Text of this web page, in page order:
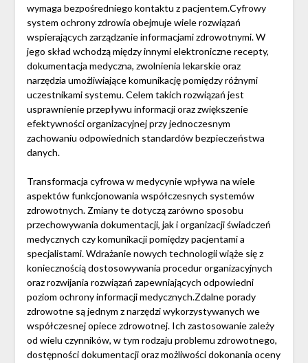
wymaga bezpośredniego kontaktu z pacjentem.Cyfrowy
system ochrony zdrowia obejmuje wiele rozwiązań
wspierających zarządzanie informacjami zdrowotnymi. W
jego skład wchodzą między innymi elektroniczne recepty,
dokumentacja medyczna, zwolnienia lekarskie oraz
narzędzia umożliwiające komunikację pomiędzy różnymi
uczestnikami systemu. Celem takich rozwiązań jest
usprawnienie przepływu informacji oraz zwiększenie
efektywności organizacyjnej przy jednoczesnym
zachowaniu odpowiednich standardów bezpieczeństwa
danych.
Transformacja cyfrowa w medycynie wpływa na wiele
aspektów funkcjonowania współczesnych systemów
zdrowotnych. Zmiany te dotyczą zarówno sposobu
przechowywania dokumentacji, jak i organizacji świadczeń
medycznych czy komunikacji pomiędzy pacjentami a
specjalistami. Wdrażanie nowych technologii wiąże się z
koniecznością dostosowywania procedur organizacyjnych
oraz rozwijania rozwiązań zapewniających odpowiedni
poziom ochrony informacji medycznych.Zdalne porady
zdrowotne są jednym z narzędzi wykorzystywanych we
współczesnej opiece zdrowotnej. Ich zastosowanie zależy
od wielu czynników, w tym rodzaju problemu zdrowotnego,
dostępności dokumentacji oraz możliwości dokonania oceny